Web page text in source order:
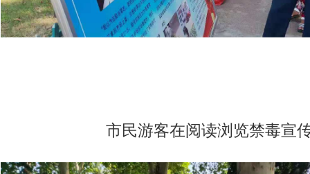
市民游客在阅读浏览禁毒宣